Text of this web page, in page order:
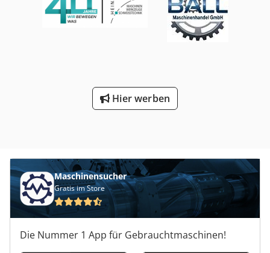
Hier werben
Maschinensucher
Gratis im Store
Die Nummer 1 App für Gebrauchtmaschinen!